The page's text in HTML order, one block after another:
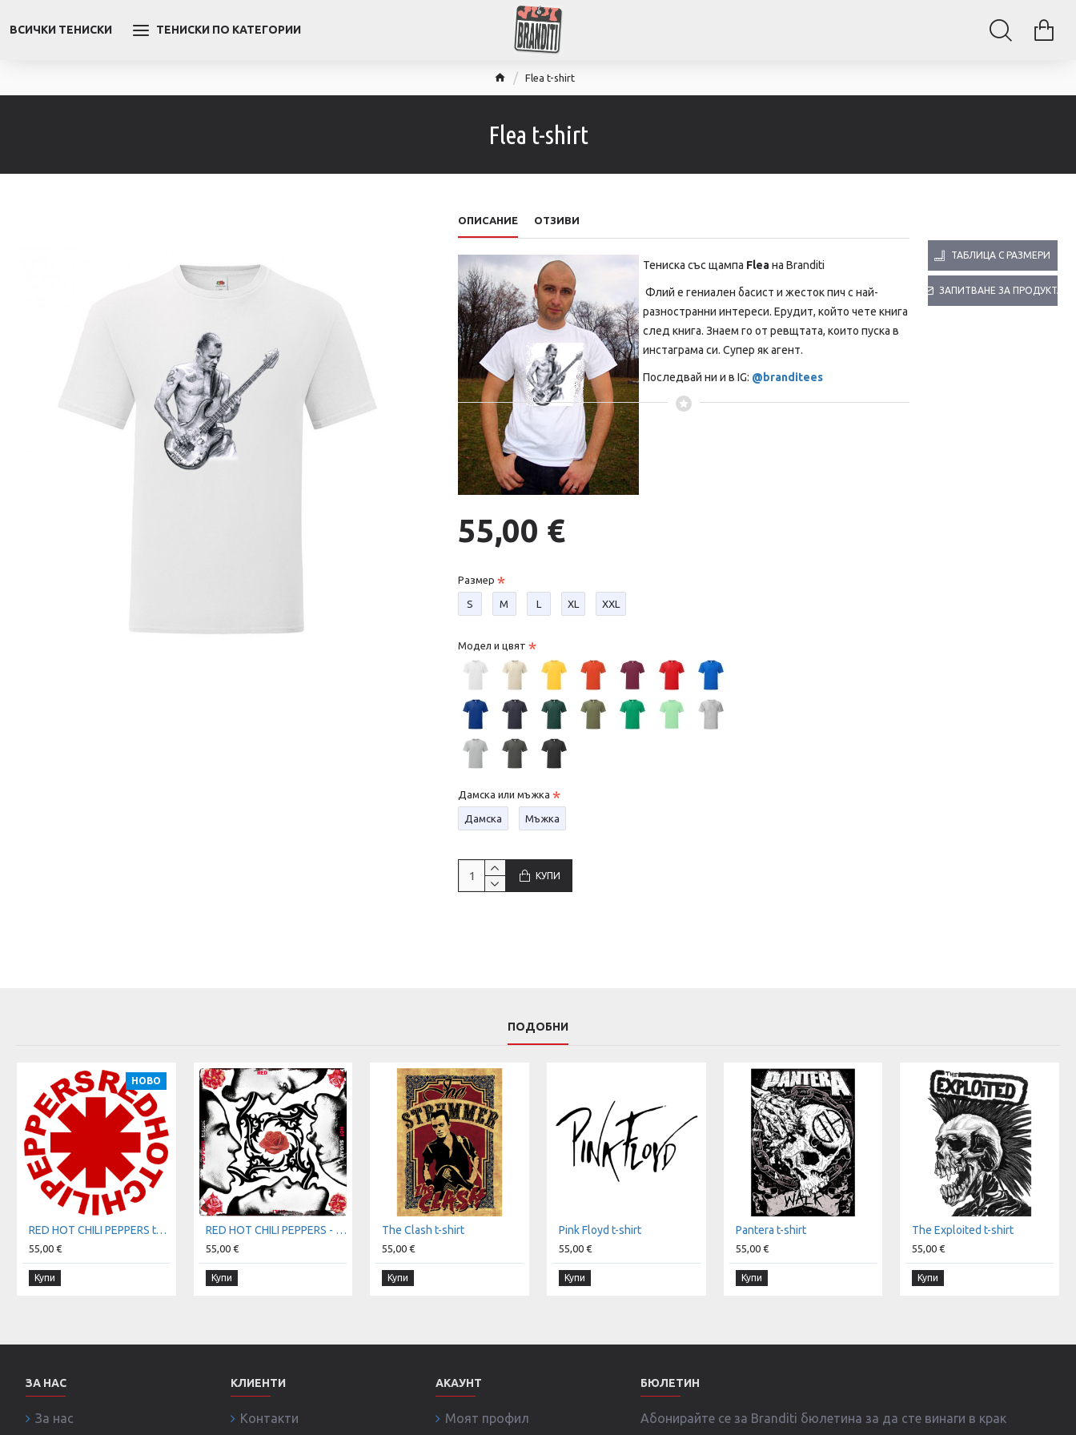
ВСИЧКИ ТЕНИСКИ ТЕНИСКИ ПО КАТЕГОРИИ
Flea t-shirt
Flea t-shirt
ОПИСАНИЕ ОТЗИВИ
Тениска със щампа Fleaна Branditi
Флий е гениален басист и жесток пич с най-
разностранни интереси. Ерудит, който чете книга
след книга. Знаем го от ревщтата, които пуска в
инстаграма си. Супер як агент.
Последвай ни и в IG: @branditees
ТАБЛИЦА С РАЗМЕРИ
ЗАПИТВАНЕ ЗА ПРОДУКТА
55,00 €
Размер
S М L XL XXL
Модел и цвят
Дамска или мъжка
Дамска Мъжка
КУПИ
ПОДОБНИ
НОВО
RED HOT CHILI PEPPERS t-shirt
55,00 €
Купи
RED HOT CHILI PEPPERS - Blood Sugar Sex Magik t-shirt
55,00 €
Купи
The Clash t-shirt
55,00 €
Купи
Pink Floyd t-shirt
55,00 €
Купи
Pantera t-shirt
55,00 €
Купи
The Exploited t-shirt
55,00 €
Купи
ЗА НАС
За нас
КЛИЕНТИ
Контакти
АКАУНТ
Моят профил
БЮЛЕТИН
Абонирайте се за Branditi бюлетина за да сте винаги в крак